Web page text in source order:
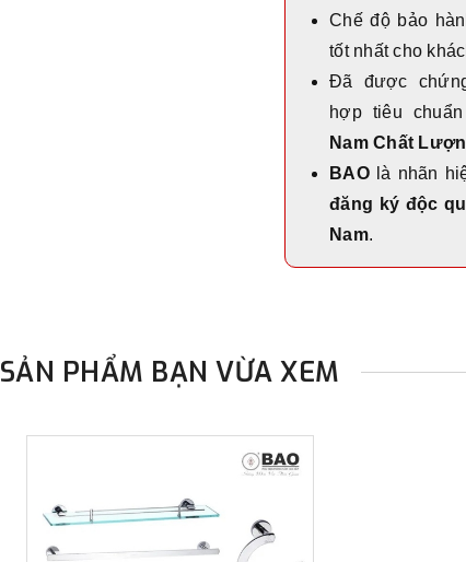
Chế độ bảo
tốt nhất cho
Đã được
hợp tiêu chuẩn
Nam Chất
BAO là nhãn
đăng ký độc
Nam.
SẢN PHẨM BẠN VỪA XEM